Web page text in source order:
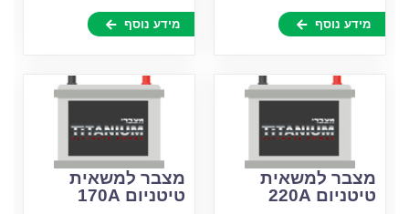
מידע נוסף מידע נוסף
מצבר למשאית
טיטניום 220A
מצבר למשאית
טיטניום 170A